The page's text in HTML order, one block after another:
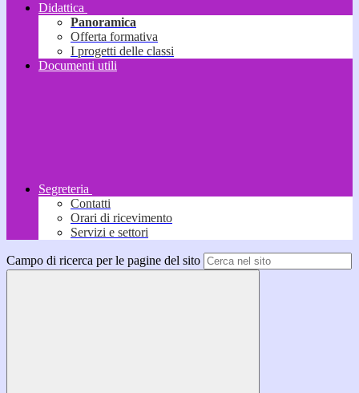
Didattica
Panoramica
Offerta formativa
I progetti delle classi
Documenti utili
Segreteria
Contatti
Orari di ricevimento
Servizi e settori
Campo di ricerca per le pagine del sito